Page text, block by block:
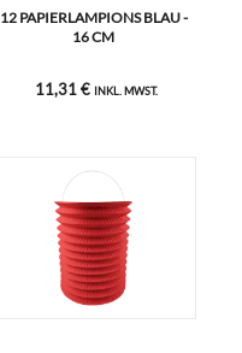
12 PAPIERLAMPIONS BLAU -
16 CM
11,31 € INKL. MWST.